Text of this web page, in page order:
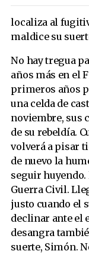
localiza al
maldice su
No hay tregua
años más en el
primeros años
una celda de
noviembre, sus
de su rebeldía.
volverá a pisar
de nuevo la
seguir huyendo.
Guerra Civil.
justo cuando el
declinar ante el
desangra
suerte, Simón.